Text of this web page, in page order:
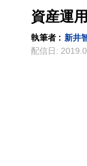
資産運
執筆者 : 新井
配信日: